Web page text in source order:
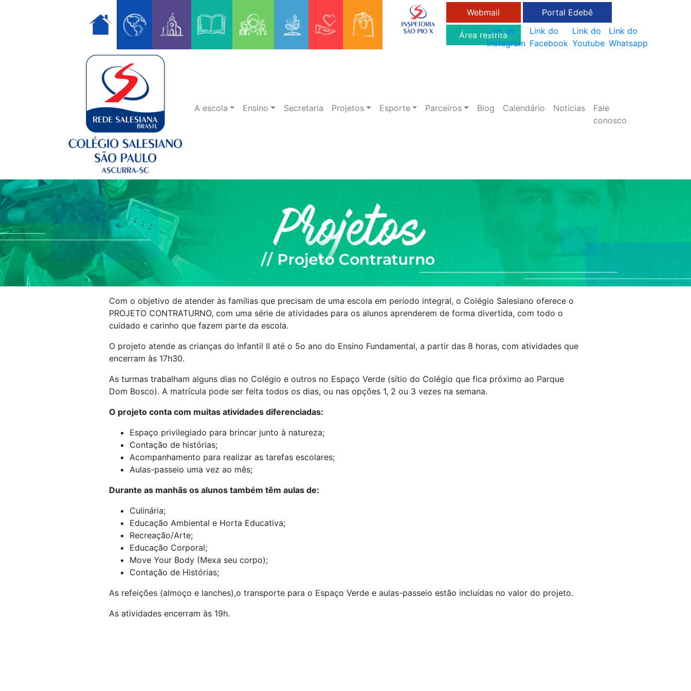
Webmail
Área restrita
Portal Edebê
Link do
Instagram
Link do
Facebook
Link do
Youtube
Link do
Whatsapp
A escola Ensino Secretaria Projetos Esporte Parceiros Blog Calendário Notícias
Fale
conosco
Com o objetivo de atender às famílias que precisam de uma escola em período integral, o Colégio Salesiano oferece o
PROJETO CONTRATURNO, com uma série de atividades para os alunos aprenderem de forma divertida, com todo o
cuidado e carinho que fazem parte da escola.
O projeto atende as crianças do Infantil II até o 5o ano do Ensino Fundamental, a partir das 8 horas, com atividades que
encerram às 17h30.
As turmas trabalham alguns dias no Colégio e outros no Espaço Verde (sítio do Colégio que fica próximo ao Parque
Dom Bosco). A matrícula pode ser feita todos os dias, ou nas opções 1, 2 ou 3 vezes na semana.
O projeto conta com muitas atividades diferenciadas:
Espaço privilegiado para brincar junto à natureza;
Contação de histórias;
Acompanhamento para realizar as tarefas escolares;
Aulas-passeio uma vez ao mês;
Durante as manhãs os alunos também têm aulas de:
Culinária;
Educação Ambiental e Horta Educativa;
Recreação/Arte;
Educação Corporal;
Move Your Body (Mexa seu corpo);
Contação de Histórias;
As refeições (almoço e lanches),o transporte para o Espaço Verde e aulas-passeio estão incluídas no valor do projeto.
As atividades encerram às 19h.